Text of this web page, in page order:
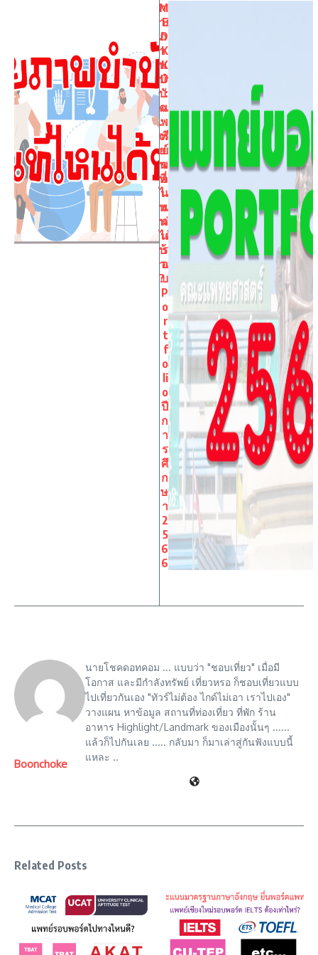
ก
าย
ภ
า
พ
บำ
บั
ด .
. .
เรี
ย
น
ที่
ไ
ห
น
ได้
บ้
าง
?
M
E
D
K
K
U
:
แ
พ
ท
ย์
ข
อ
น
แ
ก่
น
ร
อ
บ
P
o
r
t
f
o
li
o
ปี
ก
า
ร
ศึ
ก
ษ
า
2
5
6
6
Boonchoke
นายโชคดอทคอม ... แบบว่า "ชอบเที่ยว" เมื่อมี
โอกาส และมีกำลังทรัพย์ เที่ยวหรอ ก็ชอบเที่ยวแบบ
ไปเที่ยวกันเอง "ทัวร์ไม่ต้อง ไกด์ไม่เอา เราไปเอง"
วางแผน หาข้อมูล สถานที่ท่องเที่ยว ที่พัก ร้าน
อาหาร Highlight/Landmark ของเมืองนั้นๆ ......
แล้วก็ไปกันเลย ..... กลับมา ก็มาเล่าสู่กันฟังแบบนี้
แหละ ..
Related Posts